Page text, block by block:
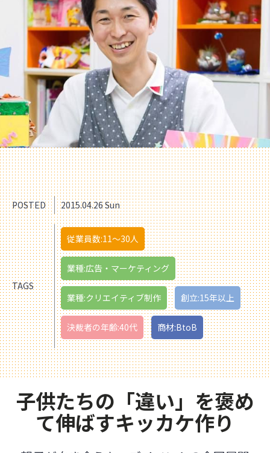
POSTED 2015.04.26 Sun
TAGS
従業員数:11〜30人
業種:広告・マーケティング
業種:クリエイティブ制作 創立:15年以上
決裁者の年齢:40代 商材:BtoB
子供たちの「違い」を褒め
て伸ばすキッカケ作り